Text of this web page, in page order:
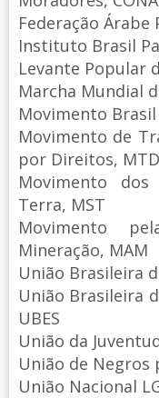
Federação Árabe
Instituto Brasil
Levante Popular
Marcha Mundial
Movimento
Movimento de
por Direitos, MTD
Movimento dos
Terra, MST
Movimento
Mineração, MAM
União Brasileira
União Brasileira
UBES
União da
União de Negros
União Nacional